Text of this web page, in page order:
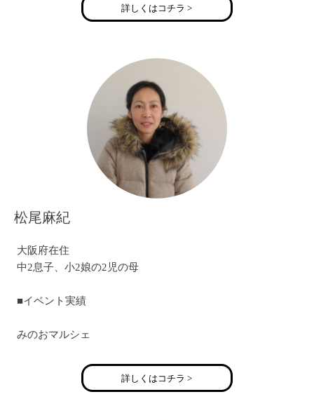
◆WEB SHOP
詳しくはコチラ >
松尾麻紀
大阪府在住
中2息子、小2娘の2児の母
■イベント実績
みのおマルシェ
ハピママフェスティバル
ポーアルア1dayショップ など
詳しくはコチラ >